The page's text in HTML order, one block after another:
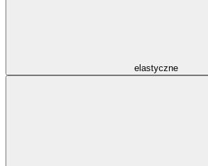
elastyczne